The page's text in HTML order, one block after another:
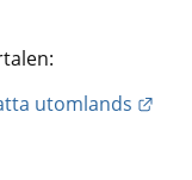
utomlands